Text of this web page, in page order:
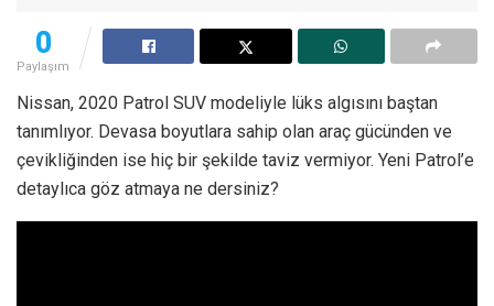
0
Paylaşım
Nissan, 2020 Patrol SUV modeliyle lüks algısını baştan
tanımlıyor. Devasa boyutlara sahip olan araç gücünden ve
çevikliğinden ise hiç bir şekilde taviz vermiyor. Yeni Patrol’e
detaylıca göz atmaya ne dersiniz?